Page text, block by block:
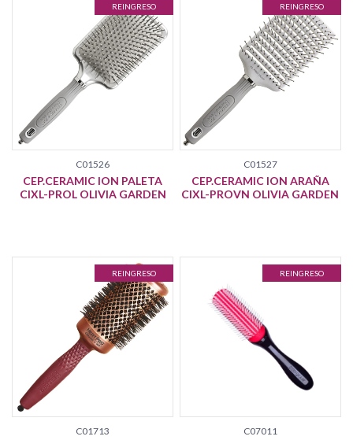
REINGRESO
C01526
CEP.CERAMIC ION PALETA
CIXL-PROL OLIVIA GARDEN
REINGRESO
C01527
CEP.CERAMIC ION ARAÑA
CIXL-PROVN OLIVIA GARDEN
REINGRESO
C01713
REINGRESO
C07011